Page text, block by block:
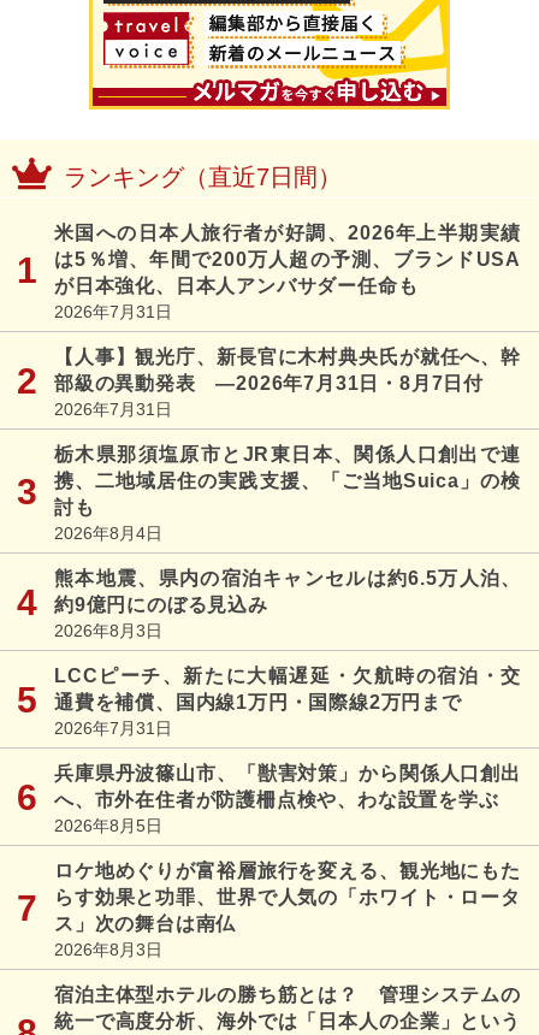
ランキング（直近7日間）
米国への日本人旅行者が好調、2026年上半期実績
は5％増、年間で200万人超の予測、ブランドUSA
が日本強化、日本人アンバサダー任命も
2026年7月31日
【人事】観光庁、新長官に木村典央氏が就任へ、幹
部級の異動発表 ―2026年7月31日・8月7日付
2026年7月31日
栃木県那須塩原市とJR東日本、関係人口創出で連
携、二地域居住の実践支援、「ご当地Suica」の検
討も
2026年8月4日
熊本地震、県内の宿泊キャンセルは約6.5万人泊、
約9億円にのぼる見込み
2026年8月3日
LCCピーチ、新たに大幅遅延・欠航時の宿泊・交
通費を補償、国内線1万円・国際線2万円まで
2026年7月31日
兵庫県丹波篠山市、「獣害対策」から関係人口創出
へ、市外在住者が防護柵点検や、わな設置を学ぶ
2026年8月5日
ロケ地めぐりが富裕層旅行を変える、観光地にもた
らす効果と功罪、世界で人気の「ホワイト・ロータ
ス」次の舞台は南仏
2026年8月3日
宿泊主体型ホテルの勝ち筋とは？ 管理システムの
統一で高度分析、海外では「日本人の企業」という